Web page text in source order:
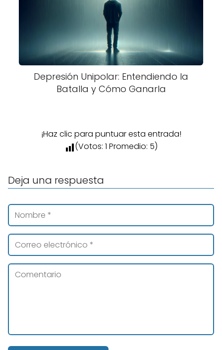
Depresión Unipolar: Entendiendo la
Batalla y Cómo Ganarla
¡Haz clic para puntuar esta entrada!
(Votos: 1 Promedio: 5)
Deja una respuesta